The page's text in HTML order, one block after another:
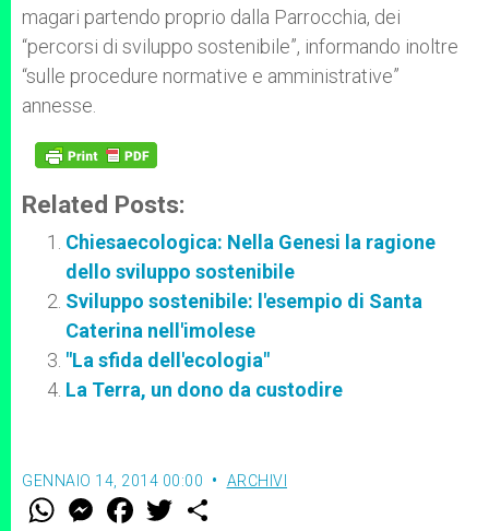
magari partendo proprio dalla Parrocchia, dei
“percorsi di sviluppo sostenibile”, informando inoltre
“sulle procedure normative e amministrative”
annesse.
Related Posts:
Chiesaecologica: Nella Genesi la ragione
dello sviluppo sostenibile
Sviluppo sostenibile: l'esempio di Santa
Caterina nell'imolese
"La sfida dell'ecologia"
La Terra, un dono da custodire
GENNAIO 14, 2014 00:00 ARCHIVI
W M
e
F
a w